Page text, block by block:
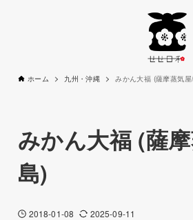
ホーム 九州・沖縄 みかん大福 (薩摩蒸気
みかん大福 (薩
島)
2018-01-08
2025-09-11